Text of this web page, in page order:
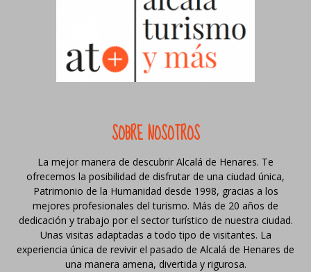
SOBRE NOSOTROS
La mejor manera de descubrir Alcalá de Henares. Te
ofrecemos la posibilidad de disfrutar de una ciudad única,
Patrimonio de la Humanidad desde 1998, gracias a los
mejores profesionales del turismo. Más de 20 años de
dedicación y trabajo por el sector turístico de nuestra ciudad.
Unas visitas adaptadas a todo tipo de visitantes. La
experiencia única de revivir el pasado de Alcalá de Henares de
una manera amena, divertida y rigurosa.